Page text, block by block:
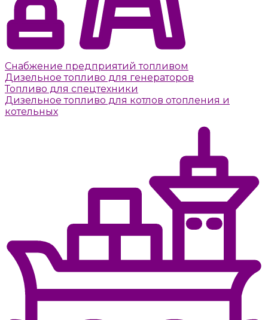
Снабжение предприятий топливом
Дизельное топливо для генераторов
Топливо для спецтехники
Дизельное топливо для котлов отопления и
котельных